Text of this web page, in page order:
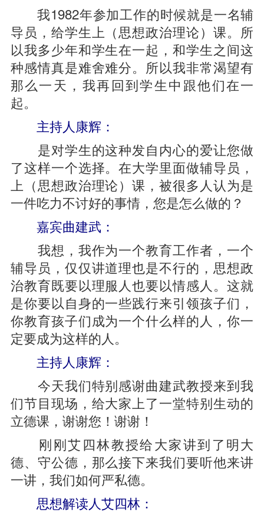
我1982年参加工作的时候就是一名辅
导员，给学生上（思想政治理论）课。所
以我多少年和学生在一起，和学生之间这
种感情真是难舍难分。所以我非常渴望有
那么一天，我再回到学生中跟他们在一
起。
主持人康辉：
是对学生的这种发自内心的爱让您做
了这样一个选择。在大学里面做辅导员，
上（思想政治理论）课，被很多人认为是
一件吃力不讨好的事情，您是怎么做的？
嘉宾曲建武：
我想，我作为一个教育工作者，一个
辅导员，仅仅讲道理也是不行的，思想政
治教育既要以理服人也要以情感人。这就
是你要以自身的一些践行来引领孩子们，
你教育孩子们成为一个什么样的人，你一
定要成为这样的人。
主持人康辉：
今天我们特别感谢曲建武教授来到我
们节目现场，给大家上了一堂特别生动的
立德课，谢谢您！谢谢！
刚刚艾四林教授给大家讲到了明大
德、守公德，那么接下来我们要听他来讲
一讲，我们如何严私德。
思想解读人艾四林：